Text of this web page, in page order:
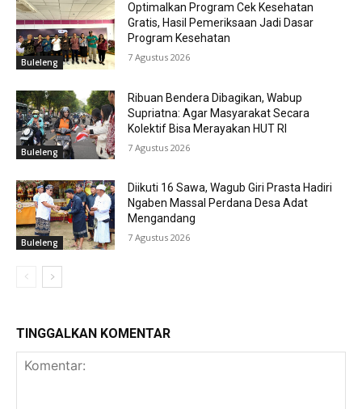
Buleleng
Optimalkan Program Cek Kesehatan
Gratis, Hasil Pemeriksaan Jadi Dasar
Program Kesehatan
7 Agustus 2026
Buleleng
Ribuan Bendera Dibagikan, Wabup
Supriatna: Agar Masyarakat Secara
Kolektif Bisa Merayakan HUT RI
7 Agustus 2026
Buleleng
Diikuti 16 Sawa, Wagub Giri Prasta Hadiri
Ngaben Massal Perdana Desa Adat
Mengandang
7 Agustus 2026
TINGGALKAN KOMENTAR